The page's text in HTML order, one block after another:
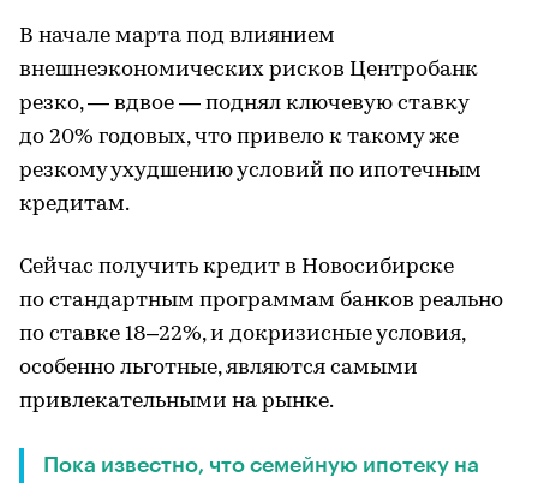
В начале марта под влиянием
внешнеэкономических рисков Центробанк
резко, — вдвое — поднял ключевую ставку
до 20% годовых, что привело к такому же
резкому ухудшению условий по ипотечным
кредитам.
Сейчас получить кредит в Новосибирске
по стандартным программам банков реально
по ставке 18–22%, и докризисные условия,
особенно льготные, являются самыми
привлекательными на рынке.
Пока известно, что семейную ипотеку на